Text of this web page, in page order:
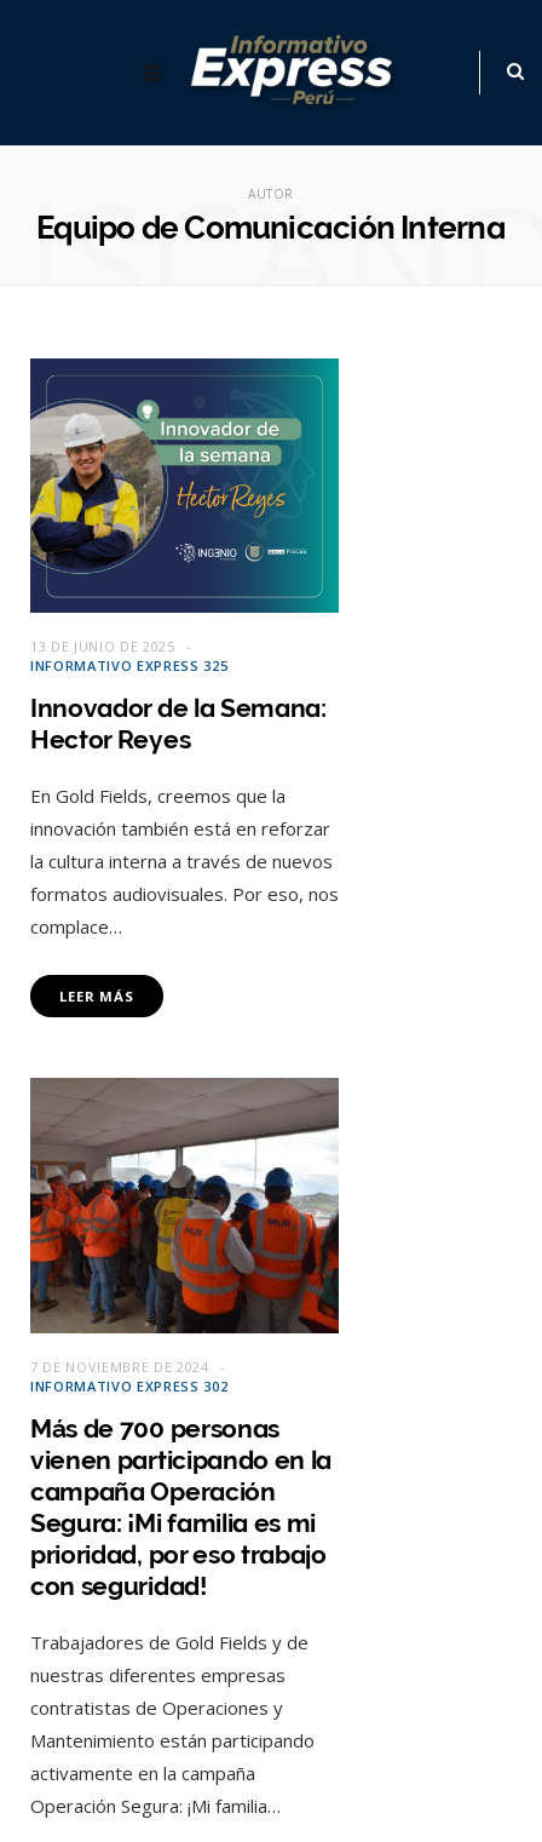
AUTOR
Equipo de Comunicación Interna
13 DE JUNIO DE 2025
INFORMATIVO EXPRESS 325
Innovador de la Semana:
Hector Reyes
En Gold Fields, creemos que la
innovación también está en reforzar
la cultura interna a través de nuevos
formatos audiovisuales. Por eso, nos
complace…
LEER MÁS
7 DE NOVIEMBRE DE 2024
INFORMATIVO EXPRESS 302
Más de 700 personas
vienen participando en la
campaña Operación
Segura: ¡Mi familia es mi
prioridad, por eso trabajo
con seguridad!
Trabajadores de Gold Fields y de
nuestras diferentes empresas
contratistas de Operaciones y
Mantenimiento están participando
activamente en la campaña
Operación Segura: ¡Mi familia…